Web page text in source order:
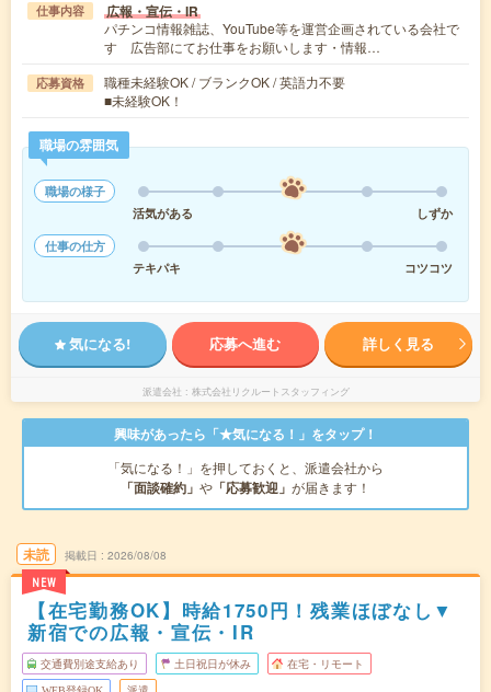
仕事内容 広報・宣伝・IR
パチンコ情報雑誌、YouTube等を運営企画されている会社で
す 広告部にてお仕事をお願いします・情報…
応募資格
職種未経験OK / ブランクOK / 英語力不要
■未経験OK！
職場の雰囲気
職場の様子
活気がある
しずか
仕事の仕方
テキパキ
コツコツ
気になる! 応募へ進む 詳しく見る
派遣会社 株式会社リクルートスタッフィング
興味があったら「★気になる！」をタップ！
「気になる！」を押しておくと、派遣会社から
「面談確約」 や 「応募歓迎」 が届きます！
未読
NEW
掲載日 2026/08/08
【在宅勤務OK】時給1750円！残業ほぼなし▼
新宿での広報・宣伝・IR
交通費別途支給あり 土日祝日が休み 在宅・リモート